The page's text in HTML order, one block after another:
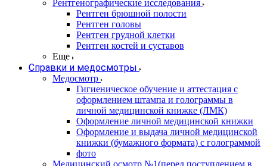
Рентгенографические исследования
Рентген брюшной полости
Рентген головы
Рентген грудной клетки
Рентген костей и суставов
Еще
Справки и медосмотры
Медосмотр
Гигиеническое обучение и аттестация с
оформлением штампа и голограммы в
личной медицинской книжке (ЛМК)
Оформление личной медицинской книжки
Оформление и выдача личной медицинской
книжки (бумажного формата) с голограммой
фото
Медицинский осмотр №1(перед поступлением в